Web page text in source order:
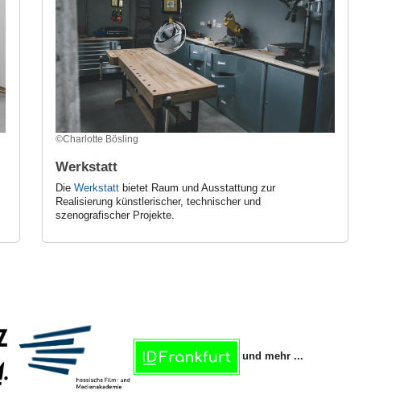
©Charlotte Bösling
Werkstatt
Die Werkstattbietet Raum und Ausstattung zur
Realisierung künstlerischer, technischer und
szenografischer Projekte.
und mehr ...